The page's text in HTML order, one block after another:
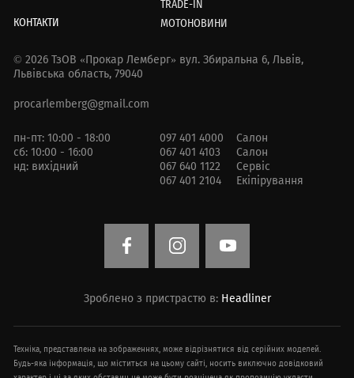
TRADE-IN
МОТОНОВИНИ
КОНТАКТИ
© 2026 ТзОВ «Прокар Лемберг» вул. Збиральна 6, Львів,
Львівська область, 79040
procarlemberg@gmail.com
пн-пт: 10:00 - 18:00
сб: 10:00 - 16:00
нд: вихідний
097 401 4000
Салон
067 401 4103
Салон
067 640 1122
Сервіс
067 401 2104
Екіпірування
Зроблено з пристрастю в: Headliner
Техніка, представлена ​​на зображеннях, може відрізнятися від серійних моделей.
Будь-яка інформація, що міститься на цьому сайті, носить виключно довідковий